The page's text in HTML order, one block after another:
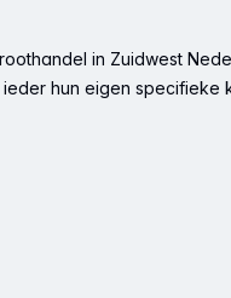
in Zuidwest
hun eigen